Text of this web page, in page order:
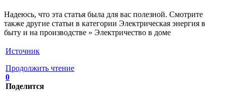
Надеюсь, что эта статья была для вас полезной. Смотрите
также другие статьи в категории Электрическая энергия в
быту и на производстве » Электричество в доме
Источник
Продолжить чтение
0
Поделится